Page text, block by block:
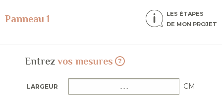
Panneau 1
LES ÉTAPES
DE MON PROJET
Entrez vos mesures
LARGEUR CM